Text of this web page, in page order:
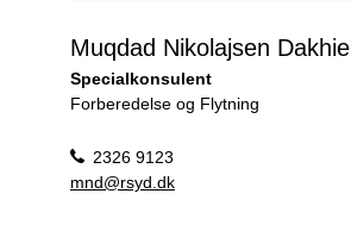
Muqdad Nikolajsen Dakhiel
Specialkonsulent
Forberedelse og Flytning
2326 9123
mnd@rsyd.dk